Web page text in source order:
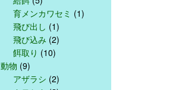
育メンカワセミ (1)
飛び出し (1)
飛び込み (2)
餌取り (10)
動物 (9)
アザラシ (2)